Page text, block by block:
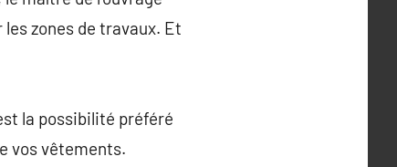
zones de travaux. Et
la possibilité préféré
vos vêtements.